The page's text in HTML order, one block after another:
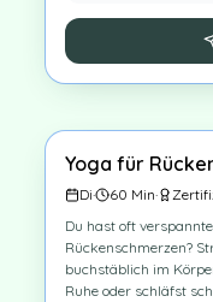
Krankenkasse
Yoga für
Di· 60 Min·
Du hast oft
Rückenschmerzen?
buchstäblich im
Ruhe oder schläfst